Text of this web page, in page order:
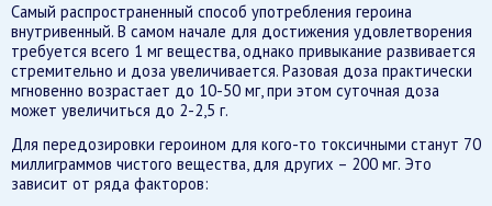
Самый распространенный способ употребления героина
внутривенный. В самом начале для достижения удовлетворения
требуется всего 1 мг вещества, однако привыкание развивается
стремительно и доза увеличивается. Разовая доза практически
мгновенно возрастает до 10-50 мг, при этом суточная доза
может увеличиться до 2-2,5 г.
Для передозировки героином для кого-то токсичными станут 70
миллиграммов чистого вещества, для других – 200 мг. Это
зависит от ряда факторов: